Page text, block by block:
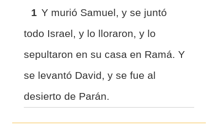
1 Y murió Samuel, y se juntó
todo Israel, y lo lloraron, y lo
sepultaron en su casa en Ramá. Y
se levantó David, y se fue al
desierto de Parán.